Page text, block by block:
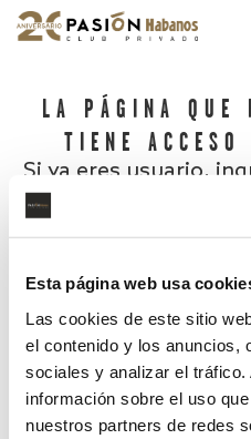
Esta página web usa
Las cookies de este sitio
el contenido y los anuncios,
sociales y analizar el
información sobre el uso
nuestros partners de redes
LA PÁGINA QUE
TIENE
Si ya eres usuario,
¿Has olvidado tu contraseña?